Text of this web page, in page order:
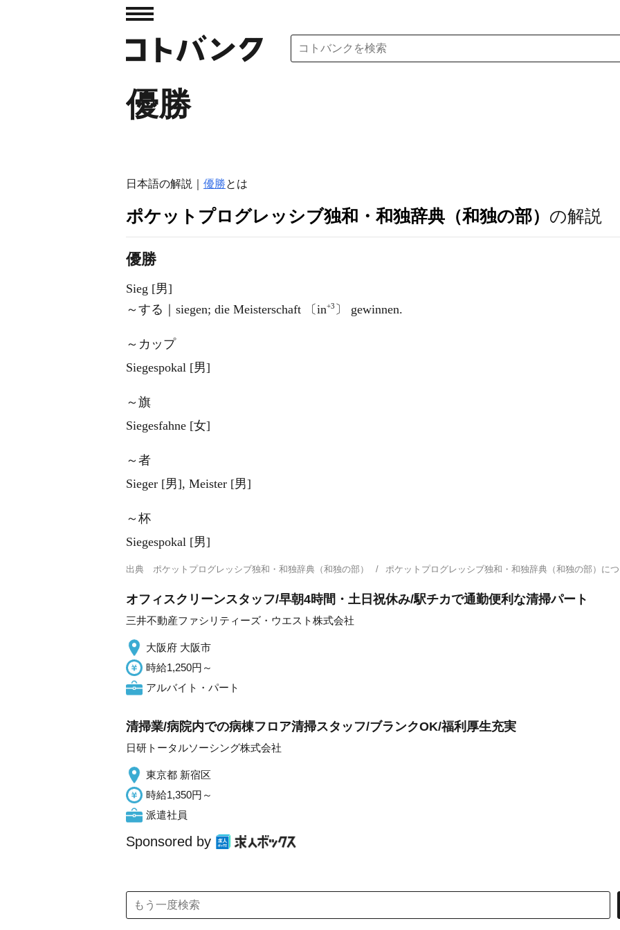
優勝
日本語の解説｜ 優勝とは
ポケットプログレッシブ独和・和独辞典（和独の部） の解説
優勝
Sieg [男]
～する｜siegen; die Meisterschaft 〔in+3 〕 gewinnen.
～カップ
Siegespokal [男]
～旗
Siegesfahne [女]
～者
Sieger [男], Meister [男]
～杯
Siegespokal [男]
出典 ポケットプログレッシブ独和・和独辞典（和独の部） ポケットプログレッシブ独和・和独辞典（和独の部）
オフィスクリーンスタッフ/早朝4時間・土日祝休み/駅チカで通勤便利な清掃パート
三井不動産ファシリティーズ・ウエスト株式会社
大阪府 大阪市
時給1,250円～
アルバイト・パート
清掃業/病院内での病棟フロア清掃スタッフ/ブランクOK/福利厚生充実
日研トータルソーシング株式会社
東京都 新宿区
時給1,350円～
派遣社員
Sponsored by